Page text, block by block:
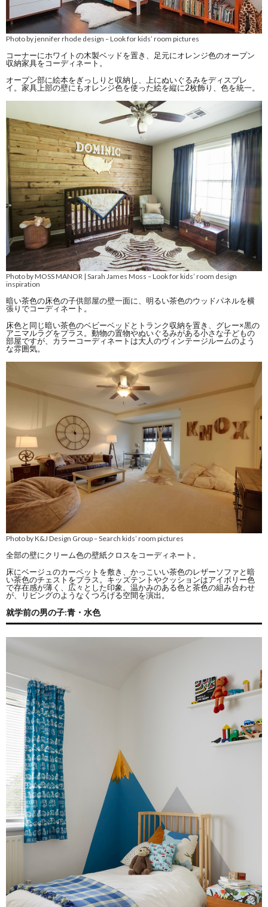
Photo by jennifer rhode design –Look for kids’ room pictures
コーナーにホワイトの木製ベッドを置き、足元にオレンジ色のオープン
収納家具をコーディネート。
オープン部に絵本をぎっしりと収納し、上にぬいぐるみをディスプレ
イ。家具上部の壁にもオレンジ色を使った絵を縦に2枚飾り、色を統一。
Photo by MOSS MANOR | Sarah James Moss –Look for kids’ room design
inspiration
暗い茶色の床色の子供部屋の壁一面に、明るい茶色のウッドパネルを横
張りでコーディネート。
床色と同じ暗い茶色のベビーベッドとトランク収納を置き、グレー×黒の
アニマルラグをプラス。動物の置物やぬいぐるみがある小さな子どもの
部屋ですが、カラーコーディネートは大人のヴィンテージルームのよう
な雰囲気。
Photo by K&J Design Group–Search kids’ room pictures
全部の壁にクリーム色の壁紙クロスをコーディネート。
床にベージュのカーペットを敷き、かっこいい茶色のレザーソファと暗
い茶色のチェストをプラス。キッズテントやクッションはアイボリー色
で存在感が薄く、広々とした印象。温かみのある色と茶色の組み合わせ
が、リビングのようなくつろげる空間を演出。
就学前の男の子:青・水色